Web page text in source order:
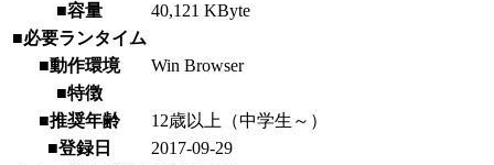
■容量
40,121 KByte
■必要ランタイム
■動作環境
Win Browser
■特徴
■推奨年齢
12歳以上（中学生～）
■登録日
2017-09-29